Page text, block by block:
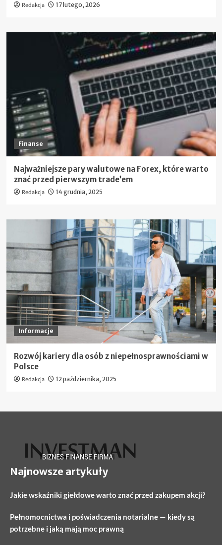
Redakcja 17 lutego, 2026
Finanse
Najważniejsze pary walutowe na Forex, które warto
znać przed pierwszym trade’em
Redakcja 14 grudnia, 2025
Informacje
Rozwój kariery dla osób z niepełnosprawnościami w
Polsce
Redakcja 12 października, 2025
Najnowsze artykuły
Jakie wskaźniki giełdowe warto znać przed zakupem akcji?
Pełnomocnictwa i poświadczenia notarialne — kiedy są
potrzebne i jaką mają moc prawną